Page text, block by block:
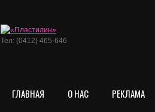
Тел: (0412) 465-646
ГЛАВНАЯ О НАС РЕКЛАМА